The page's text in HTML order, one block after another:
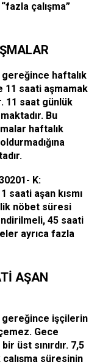
çalışma”
gereğince haftalık
11 saati aşmamak
11 saat günlük
Bu
haftalık
K:
saati aşan kısmı
nöbet süresi
45 saati
ayrıca fazla
AŞAN
gereğince işçilerin
Gece
üst sınırdır. 7,5
süresinin